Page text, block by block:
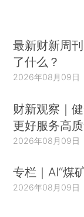
最新财新周
了什么？
2026年08月09日
财新观察｜
更好服务高
2026年08月09日
专栏｜AI“煤
2026年08月09日